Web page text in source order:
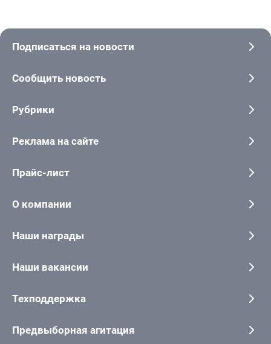
Подписаться на новости
Сообщить новость
Рубрики
Реклама на сайте
Прайс-лист
О компании
Наши награды
Наши вакансии
Техподдержка
Предвыборная агитация